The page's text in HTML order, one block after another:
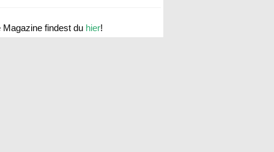
Magazine findest du hier!